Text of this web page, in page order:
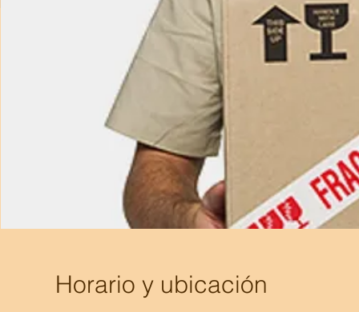
Horario y ubicación